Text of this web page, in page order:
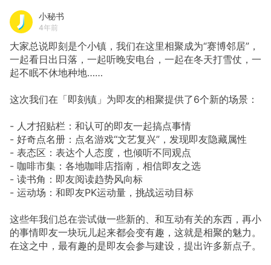
小秘书
4年前
大家总说即刻是个小镇，我们在这里相聚成为“赛博邻居”，
一起看日出日落，一起听晚安电台，一起在冬天打雪仗，一
起不眠不休地种地……
这次我们在「即刻镇」为即友的相聚提供了6个新的场景：
- 人才招贴栏：和认可的即友一起搞点事情
- 好奇点名册：点名游戏“文艺复兴”，发现即友隐藏属性
- 表态区：表达个人态度，也倾听不同观点
- 咖啡市集：各地咖啡店指南，相信即友之选
- 读书角：即友阅读趋势风向标
- 运动场：和即友PK运动量，挑战运动目标
这些年我们总在尝试做一些新的、和互动有关的东西，再小
的事情即友一块玩儿起来都会变有趣，这就是相聚的魅力。
在这之中，最有趣的是即友会参与建设，提出许多新点子。